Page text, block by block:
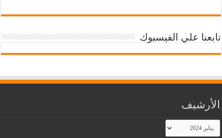
تابعنا علي الفيسبوك
الأرشيف
الأرشيف